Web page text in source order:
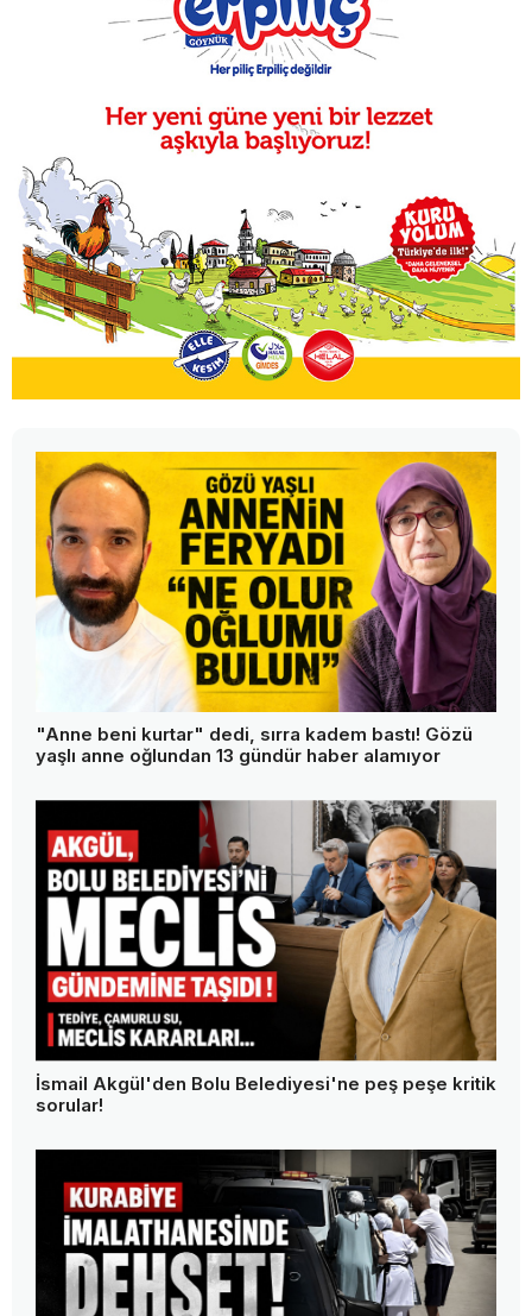
"Anne beni kurtar" dedi, sırra kadem bastı! Gözü
yaşlı anne oğlundan 13 gündür haber alamıyor
İsmail Akgül'den Bolu Belediyesi'ne peş peşe kritik
sorular!